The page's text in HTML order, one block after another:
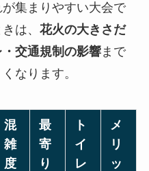
集まりやすい大会で
は、 花火の大きさだ
交通規制の影響まで
なります。
混
雑
度
最
寄
り
ト
イ
レ
メ
リ
ッ